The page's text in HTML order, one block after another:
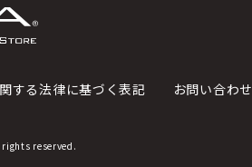
する法律に基づく表記 お問い合わせ
reserved.